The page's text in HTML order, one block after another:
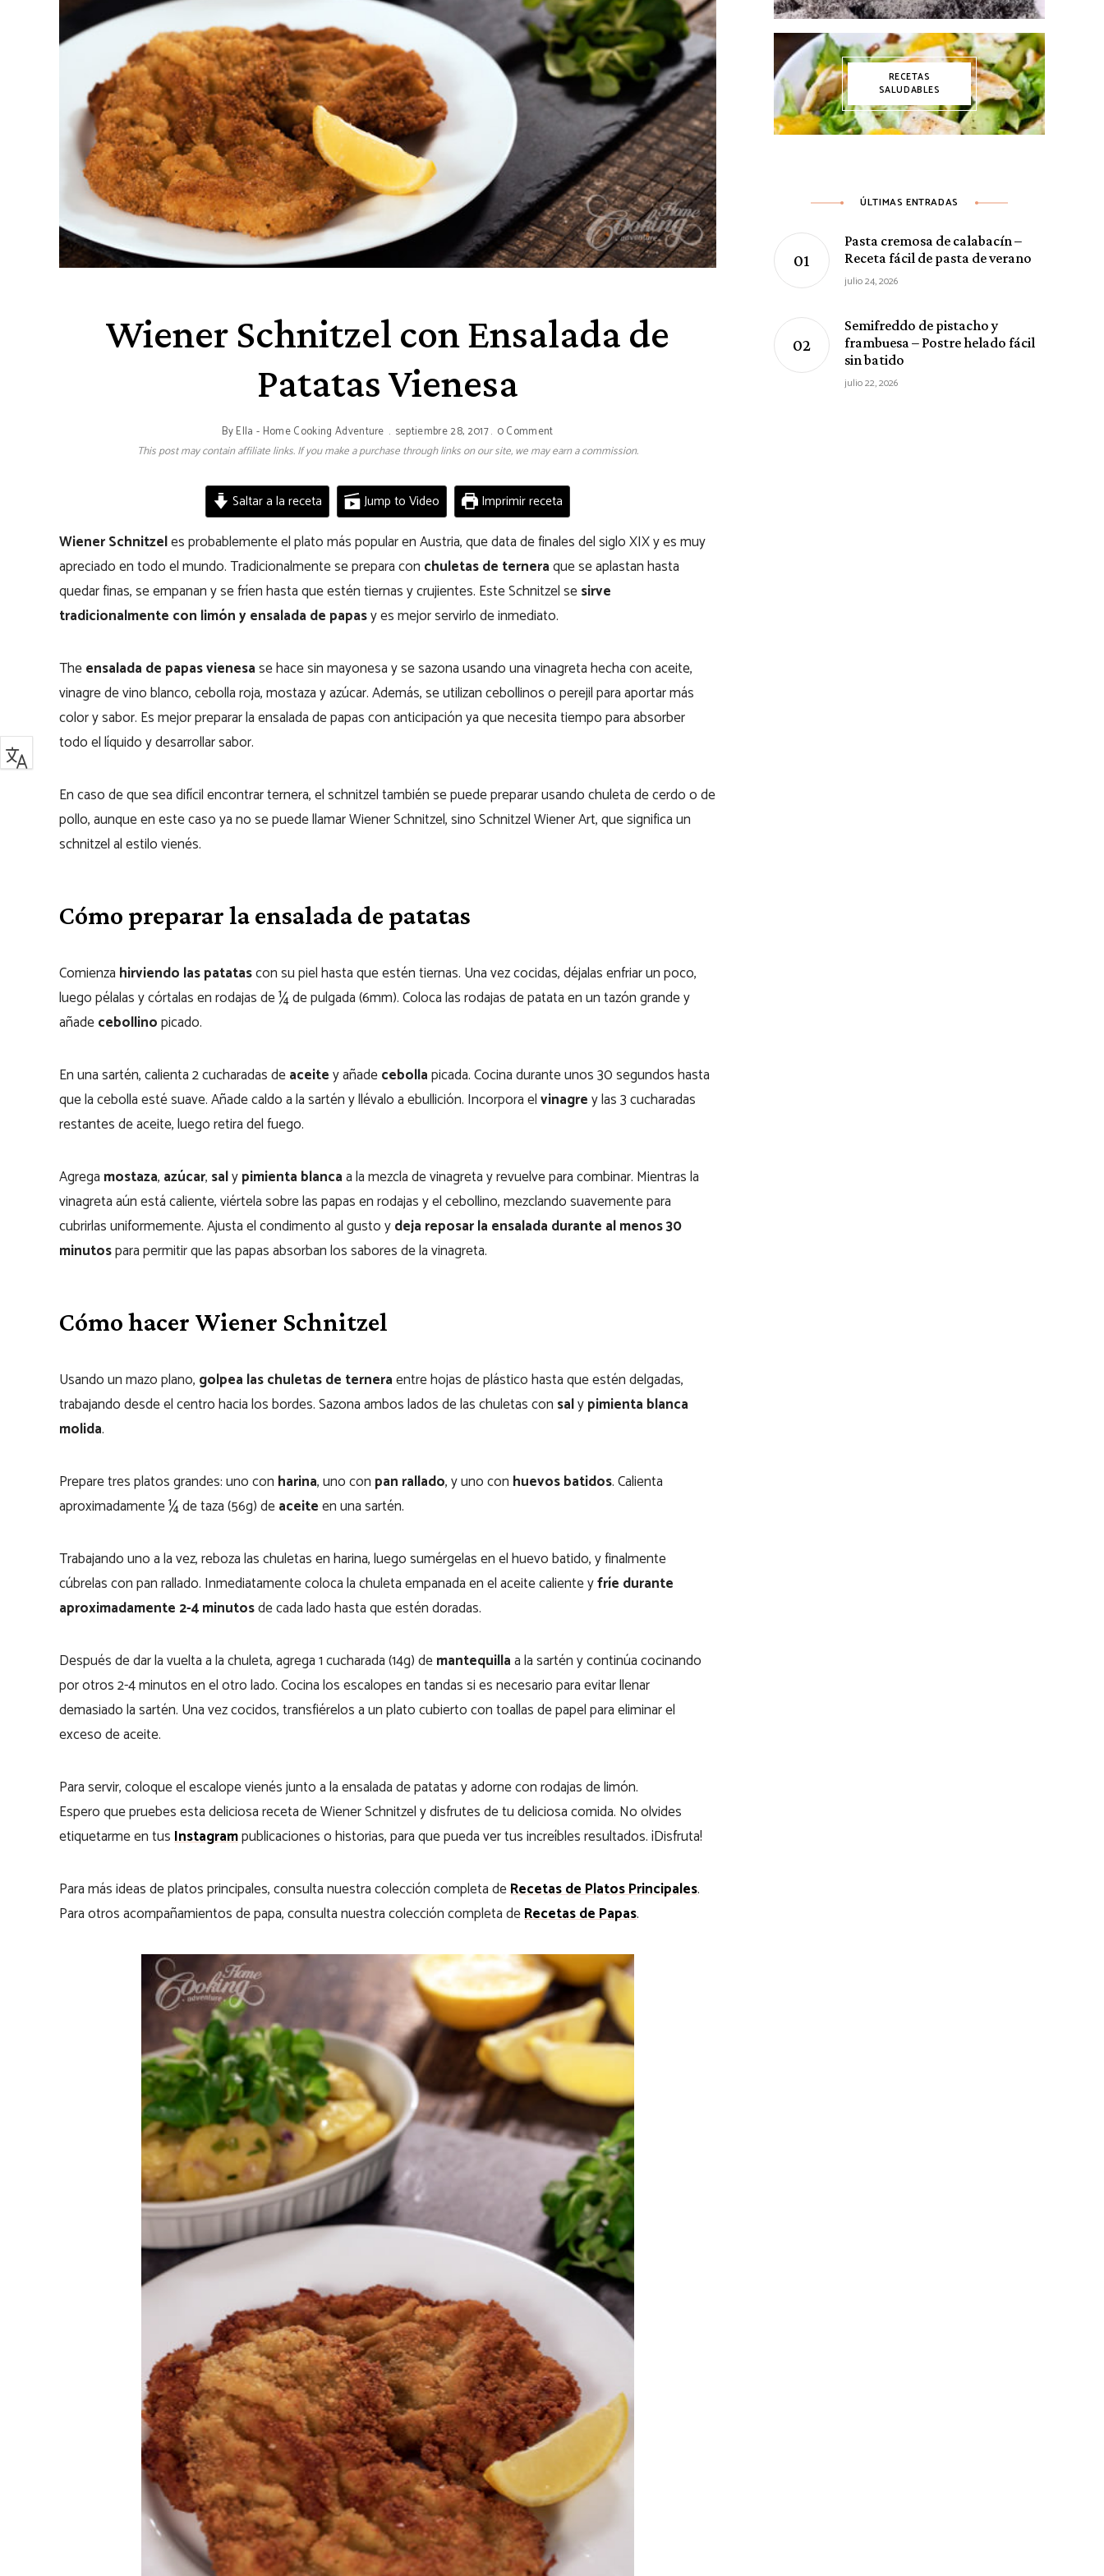
Wiener Schnitzel con Ensalada de
Patatas Vienesa
ByElla - Home Cooking Adventure septiembre 28, 2017 0 Comment
This post may contain affiliate links. If you make a purchase through links on our site, we may earn a commission.
Saltar a la receta Jump to Video Imprimir receta
Wiener Schnitzeles probablemente el plato más popular en Austria, que data de finales del siglo XIX y es muy
apreciado en todo el mundo. Tradicionalmente se prepara con chuletas de terneraque se aplastan hasta
quedar finas, se empanan y se fríen hasta que estén tiernas y crujientes. Este Schnitzel sesirve
tradicionalmente con limón y ensalada de papasy es mejor servirlo de inmediato.
Theensalada de papas vienesase hace sin mayonesa y se sazona usando una vinagreta hecha con aceite,
vinagre de vino blanco, cebolla roja, mostaza y azúcar. Además, se utilizan cebollinos o perejil para aportar más
color y sabor. Es mejor preparar la ensalada de papas con anticipación ya que necesita tiempo para absorber
todo el líquido y desarrollar sabor.
En caso de que sea difícil encontrar ternera, el schnitzel también se puede preparar usando chuleta de cerdo o de
pollo, aunque en este caso ya no se puede llamar Wiener Schnitzel, sino Schnitzel Wiener Art, que significa un
schnitzel al estilo vienés.
Cómo preparar la ensalada de patatas
Comienza hirviendo las patatascon su piel hasta que estén tiernas. Una vez cocidas, déjalas enfriar un poco,
luego pélalas y córtalas en rodajas de ¼ de pulgada (6mm). Coloca las rodajas de patata en un tazón grande y
añadecebollinopicado.
En una sartén, calienta 2 cucharadas deaceitey añadecebollapicada. Cocina durante unos 30 segundos hasta
que la cebolla esté suave. Añade caldo a la sartén y llévalo a ebullición. Incorpora elvinagrey las 3 cucharadas
restantes de aceite, luego retira del fuego.
Agrega mostaza, azúcar, salypimienta blancaa la mezcla de vinagreta y revuelve para combinar. Mientras la
vinagreta aún está caliente, viértela sobre las papas en rodajas y el cebollino, mezclando suavemente para
cubrirlas uniformemente. Ajusta el condimento al gusto ydeja reposar la ensalada durante al menos 30
minutospara permitir que las papas absorban los sabores de la vinagreta.
Cómo hacer Wiener Schnitzel
Usando un mazo plano, golpea las chuletas de terneraentre hojas de plástico hasta que estén delgadas,
trabajando desde el centro hacia los bordes. Sazona ambos lados de las chuletas con salypimienta blanca
molida.
Prepare tres platos grandes: uno con harina, uno con pan rallado, y uno con huevos batidos. Calienta
aproximadamente ¼ de taza (56g) deaceiteen una sartén.
Trabajando uno a la vez, reboza las chuletas en harina, luego sumérgelas en el huevo batido, y finalmente
cúbrelas con pan rallado. Inmediatamente coloca la chuleta empanada en el aceite caliente yfríe durante
aproximadamente 2-4 minutosde cada lado hasta que estén doradas.
Después de dar la vuelta a la chuleta, agrega 1 cucharada (14g) demantequillaa la sartén y continúa cocinando
por otros 2-4 minutos en el otro lado. Cocina los escalopes en tandas si es necesario para evitar llenar
demasiado la sartén. Una vez cocidos, transfiérelos a un plato cubierto con toallas de papel para eliminar el
exceso de aceite.
Para servir, coloque el escalope vienés junto a la ensalada de patatas y adorne con rodajas de limón.
Espero que pruebes esta deliciosa receta de Wiener Schnitzel y disfrutes de tu deliciosa comida. No olvides
etiquetarme en tusInstagrampublicaciones o historias, para que pueda ver tus increíbles resultados. ¡Disfruta!
Para más ideas de platos principales, consulta nuestra colección completa deRecetas de Platos Principales.
Para otros acompañamientos de papa, consulta nuestra colección completa deRecetas de Papas.
RECETAS
SALUDABLES
ÚLTIMAS ENTRADAS
Pasta cremosa de calabacín –
Receta fácil de pasta de verano
julio 24, 2026
Semifreddo de pistacho y
frambuesa – Postre helado fácil
sin batido
julio 22, 2026